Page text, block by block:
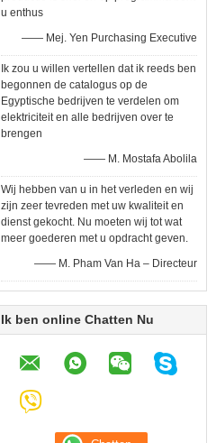
u enthus
—— Mej. Yen Purchasing Executive
Ik zou u willen vertellen dat ik reeds ben
begonnen de catalogus op de
Egyptische bedrijven te verdelen om
elektriciteit en alle bedrijven over te
brengen
—— M. Mostafa Abolila
Wij hebben van u in het verleden en wij
zijn zeer tevreden met uw kwaliteit en
dienst gekocht. Nu moeten wij tot wat
meer goederen met u opdracht geven.
—— M. Pham Van Ha – Directeur
Ik ben online Chatten Nu